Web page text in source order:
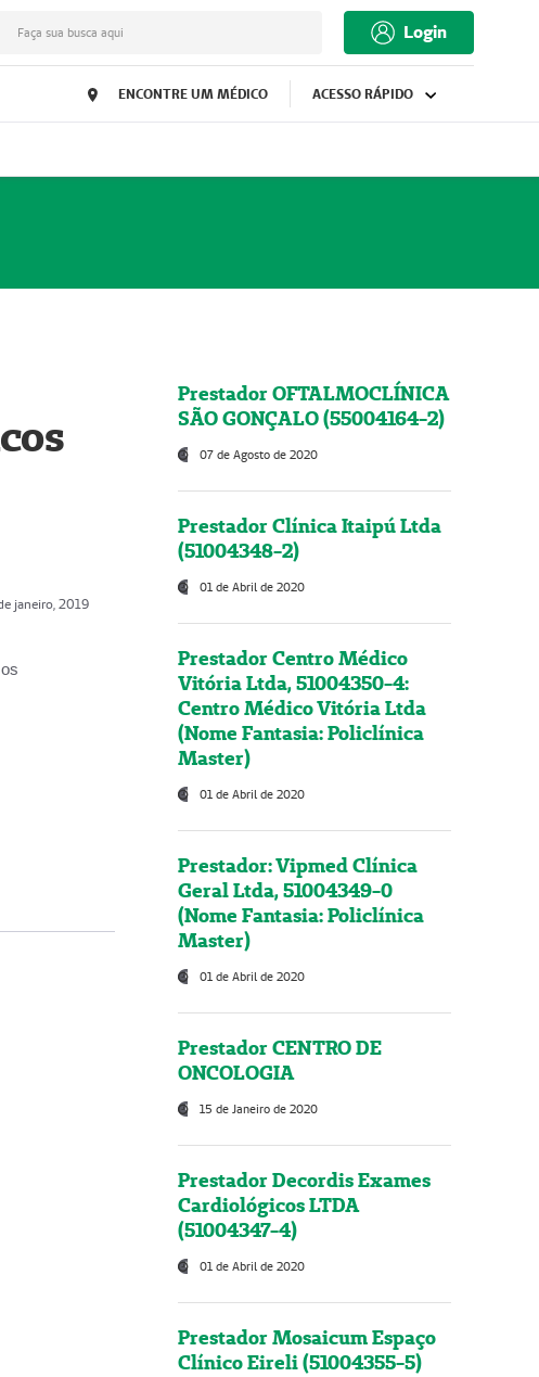
Faça sua busca aqui Login
ENCONTRE UM MÉDICO ACESSO RÁPIDO
janeiro, 2019
Prestador OFTALMOCLÍNICA
SÃO GONÇALO (55004164-2)
07 de Agosto de 2020
Prestador Clínica Itaipú Ltda
(51004348-2)
01 de Abril de 2020
Prestador Centro Médico
Vitória Ltda, 51004350-4:
Centro Médico Vitória Ltda
(Nome Fantasia: Policlínica
Master)
01 de Abril de 2020
Prestador: Vipmed Clínica
Geral Ltda, 51004349-0
(Nome Fantasia: Policlínica
Master)
01 de Abril de 2020
Prestador CENTRO DE
ONCOLOGIA
15 de Janeiro de 2020
Prestador Decordis Exames
Cardiológicos LTDA
(51004347-4)
01 de Abril de 2020
Prestador Mosaicum Espaço
Clínico Eireli (51004355-5)